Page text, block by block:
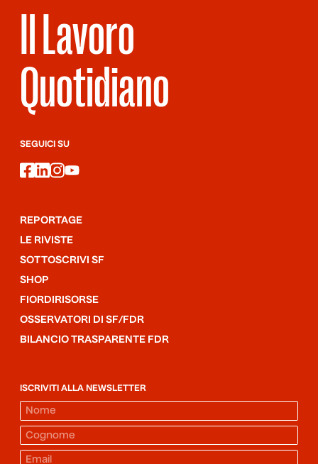
Il Lavoro
Quotidiano
SEGUICI SU
facebook
linkedin
instagram
youtube
REPORTAGE
LE RIVISTE
SOTTOSCRIVI SF
SHOP
FIORDIRISORSE
OSSERVATORI DI SF/FDR
BILANCIO TRASPARENTE FDR
ISCRIVITI ALLA NEWSLETTER